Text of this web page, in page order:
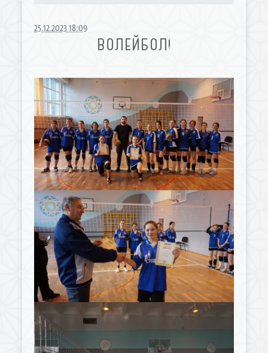
25.12.2023 18:09
ВОЛЕЙБОЛ!